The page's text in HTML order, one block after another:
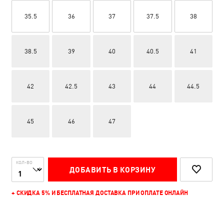
35.5 36 37 37.5 38
38.5 39 40 40.5 41
42 42.5 43 44 44.5
45 46 47
КОЛ-ВО
ДОБАВИТЬ В КОРЗИНУ
+ СКИДКА 5% И БЕСПЛАТНАЯ ДОСТАВКА ПРИ ОПЛАТЕ ОНЛАЙН